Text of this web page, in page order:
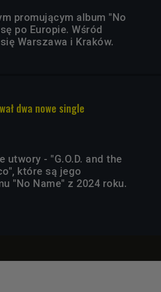
promującym album "No
po Europie. Wśród
Warszawa i Kraków.
dwa nowe single
utwory - "G.O.D. and the
które są jego
"No Name" z 2024 roku.